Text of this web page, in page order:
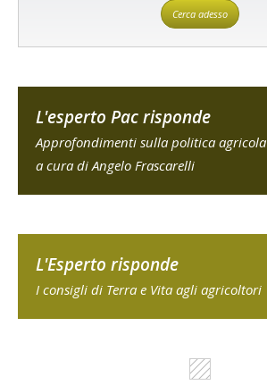
Cerca adesso
L'esperto Pac risponde
Approfondimenti sulla politica
a cura di Angelo Frascarelli
L'Esperto risponde
I consigli di Terra e Vita agli agricoltori